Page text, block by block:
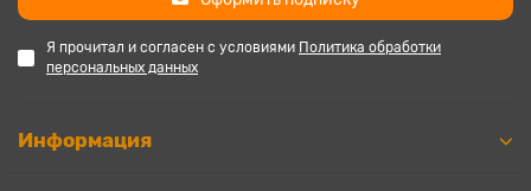
Я прочитал и согласен с условиями Политика обработки
персональных данных
Информация